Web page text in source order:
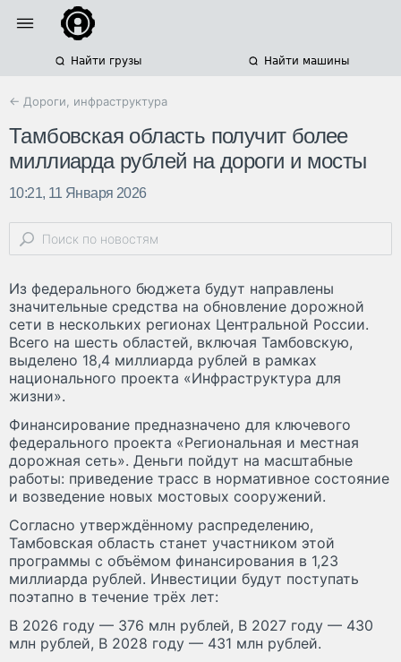
Найти грузы Найти машины
← Дороги, инфраструктура
Тамбовская область получит более
миллиарда рублей на дороги и мосты
10:21, 11 Января 2026
Из федерального бюджета будут направлены
значительные средства на обновление дорожной
сети в нескольких регионах Центральной России.
Всего на шесть областей, включая Тамбовскую,
выделено 18,4 миллиарда рублей в рамках
национального проекта «Инфраструктура для
жизни».
Финансирование предназначено для ключевого
федерального проекта «Региональная и местная
дорожная сеть». Деньги пойдут на масштабные
работы: приведение трасс в нормативное состояние
и возведение новых мостовых сооружений.
Согласно утверждённому распределению,
Тамбовская область станет участником этой
программы с объёмом финансирования в 1,23
миллиарда рублей. Инвестиции будут поступать
поэтапно в течение трёх лет:
В 2026 году — 376 млн рублей, В 2027 году — 430
млн рублей, В 2028 году — 431 млн рублей.